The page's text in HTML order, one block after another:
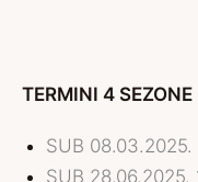
TERMINI 4
SUB
SUB 28.06.2025.